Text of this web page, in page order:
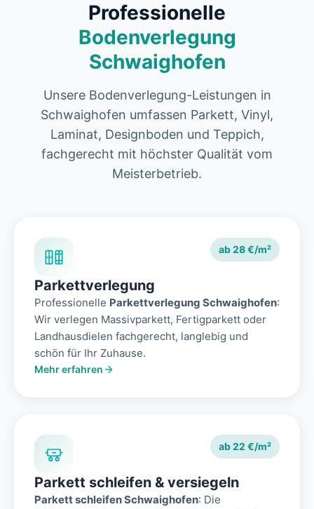
Professionelle
Bodenverlegung
Schwaighofen
Unsere Bodenverlegung-Leistungen in
Schwaighofen umfassen Parkett, Vinyl,
Laminat, Designboden und Teppich,
fachgerecht mit höchster Qualität vom
Meisterbetrieb.
ab 28 €/m²
Parkettverlegung
Professionelle Parkettverlegung Schwaighofen:
Wir verlegen Massivparkett, Fertigparkett oder
Landhausdielen fachgerecht, langlebig und
schön für Ihr Zuhause.
Mehr erfahren
ab 22 €/m²
Parkett schleifen & versiegeln
Parkett schleifen Schwaighofen: Die